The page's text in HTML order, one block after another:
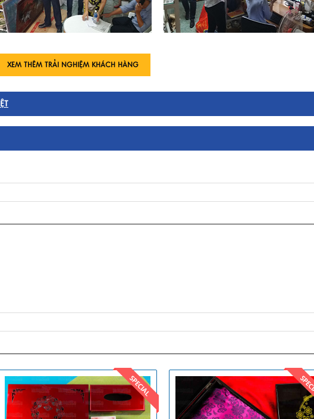
XEM THÊM TRẢI NGHIỆM KHÁCH HÀNG